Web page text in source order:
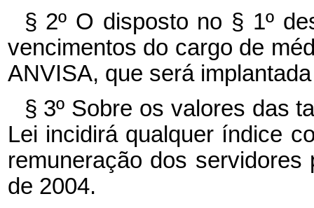
§ 2º O disposto no § 1º
vencimentos do cargo de
ANVISA, que será
§ 3º Sobre os valores das
Lei incidirá qualquer índice
remuneração dos
de 2004.